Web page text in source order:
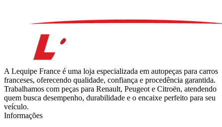
A Lequipe France é uma loja especializada em autopeças para carros
franceses, oferecendo qualidade, confiança e procedência garantida.
Trabalhamos com peças para Renault, Peugeot e Citroën, atendendo
quem busca desempenho, durabilidade e o encaixe perfeito para seu
veículo.
Informações